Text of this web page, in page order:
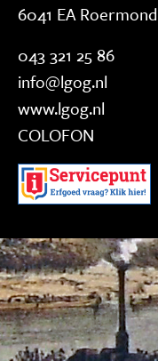
6041 EA Roermond
043 321 25 86
info@lgog.nl
www.lgog.nl
COLOFON